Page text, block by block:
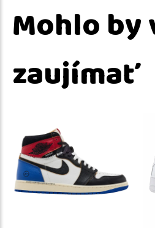
Mohlo by
zaujímať